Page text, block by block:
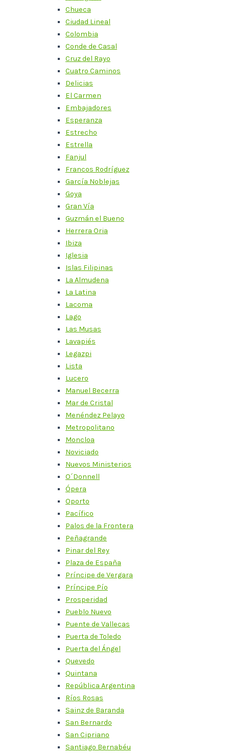
Chueca
Ciudad Lineal
Colombia
Conde de Casal
Cruz del Rayo
Cuatro Caminos
Delicias
El Carmen
Embajadores
Esperanza
Estrecho
Estrella
Fanjul
Francos Rodríguez
García Noblejas
Goya
Gran Vía
Guzmán el Bueno
Herrera Oria
Ibiza
Iglesia
Islas Filipinas
La Almudena
La Latina
Lacoma
Lago
Las Musas
Lavapiés
Legazpi
Lista
Lucero
Manuel Becerra
Mar de Cristal
Menéndez Pelayo
Metropolitano
Moncloa
Noviciado
Nuevos Ministerios
O´Donnell
Ópera
Oporto
Pacífico
Palos de la Frontera
Peñagrande
Pinar del Rey
Plaza de España
Príncipe de Vergara
Príncipe Pío
Prosperidad
Pueblo Nuevo
Puente de Vallecas
Puerta de Toledo
Puerta del Ángel
Quevedo
Quintana
República Argentina
Ríos Rosas
Sainz de Baranda
San Bernardo
San Cipriano
Santiago Bernabéu